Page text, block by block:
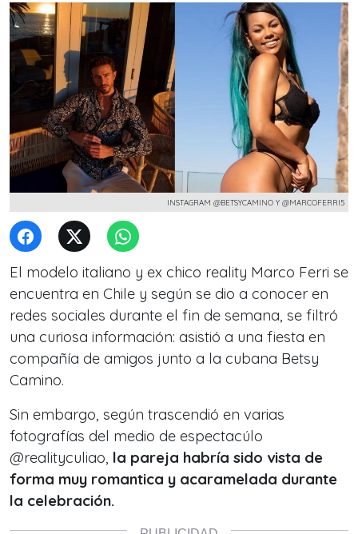
INSTAGRAM @BETSYCAMINO Y @MARCOFERRI5
El modelo italiano y ex chico reality Marco Ferri se
encuentra en Chile y según se dio a conocer en
redes sociales durante el fin de semana, se filtró
una curiosa información: asistió a una fiesta en
compañía de amigos junto a la cubana Betsy
Camino.
Sin embargo, según trascendió en varias
fotografías del medio de espectacúlo
@realityculiao, la pareja habría sido vista de
forma muy romantica y acaramelada durante
la celebración.